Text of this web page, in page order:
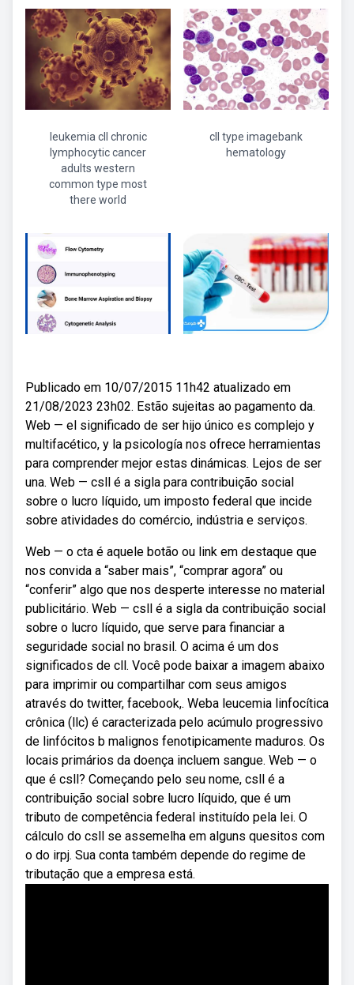
leukemia cll chronic
lymphocytic cancer
adults western
common type most
there world
cll type imagebank
hematology
Publicado em 10/07/2015 11h42 atualizado em
21/08/2023 23h02. Estão sujeitas ao pagamento da.
Web — el significado de ser hijo único es complejo y
multifacético, y la psicología nos ofrece herramientas
para comprender mejor estas dinámicas. Lejos de ser
una. Web — csll é a sigla para contribuição social
sobre o lucro líquido, um imposto federal que incide
sobre atividades do comércio, indústria e serviços.
Web — o cta é aquele botão ou link em destaque que
nos convida a “saber mais”, “comprar agora” ou
“conferir” algo que nos desperte interesse no material
publicitário. Web — csll é a sigla da contribuição social
sobre o lucro líquido, que serve para financiar a
seguridade social no brasil. O acima é um dos
significados de cll. Você pode baixar a imagem abaixo
para imprimir ou compartilhar com seus amigos
através do twitter, facebook,. Weba leucemia linfocítica
crônica (llc) é caracterizada pelo acúmulo progressivo
de linfócitos b malignos fenotipicamente maduros. Os
locais primários da doença incluem sangue. Web — o
que é csll? Começando pelo seu nome, csll é a
contribuição social sobre lucro líquido, que é um
tributo de competência federal instituído pela lei. O
cálculo do csll se assemelha em alguns quesitos com
o do irpj. Sua conta também depende do regime de
tributação que a empresa está.